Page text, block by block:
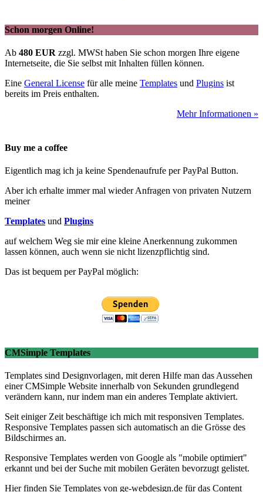
Schon morgen Online!
Ab 480 EUR zzgl. MWSt haben Sie schon morgen Ihre eigene
Internetseite, die Sie selbst mit Inhalten füllen können.
Eine General License für alle meine Templates und Plugins ist
bereits im Preis enthalten.
Mehr Informationen »
Buy me a coffee
Eigentlich mag ich ja keine Spendenaufrufe per PayPal Button.
Aber ich erhalte immer mal wieder Anfragen von privaten Nutzern
meiner
Templates und Plugins
auf welchem Weg sie mir eine kleine Anerkennung zukommen
lassen können, auch wenn sie nicht lizenzpflichtig sind.
Das ist bequem per PayPal möglich:
CMSimple Templates
Templates sind Designvorlagen, mit deren Hilfe man das Aussehen
einer CMSimple Website innerhalb von Sekunden grundlegend
verändern kann, nur indem man ein anderes Template aktiviert.
Seit einiger Zeit beschäftige ich mich mit responsiven Templates.
Responsive Templates passen sich automatisch an die Grösse des
Bildschirmes an.
Responsive Templates werden von Google als "mobile optimiert"
erkannt und bei der Suche mit mobilen Geräten bevorzugt gelistet.
Hier finden Sie Templates von ge-webdesign.de für das Content